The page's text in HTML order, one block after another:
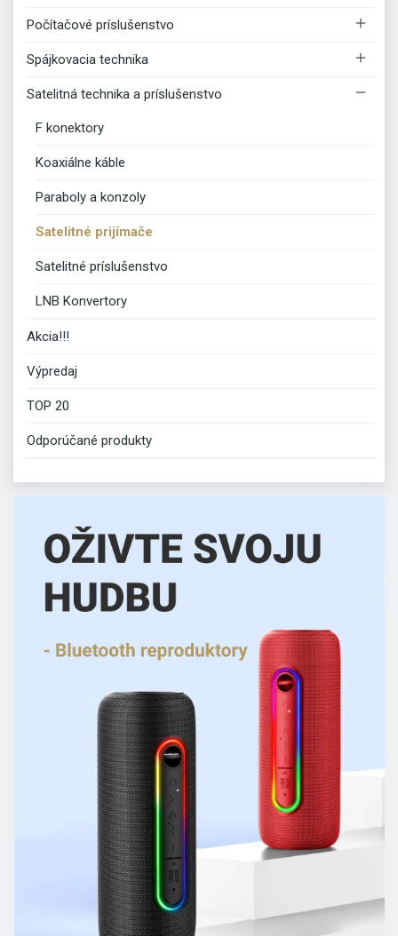
Počítačové príslušenstvo 
Spájkovacia technika 
Satelitná technika a príslušenstvo 
F konektory
Koaxiálne káble
Paraboly a konzoly
Satelitné prijímače
Satelitné príslušenstvo
LNB Konvertory
Akcia!!!
Výpredaj
TOP 20
Odporúčané produkty